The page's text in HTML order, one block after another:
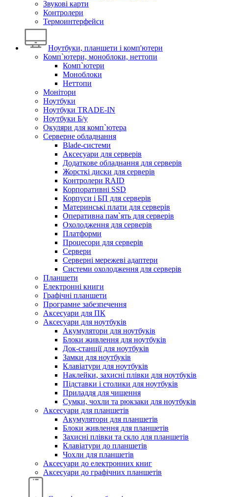
Звукові карти
Контролери
Термоинтерфейси
Ноутбуки, планшети і комп'ютери
Комп`ютери, моноблоки, неттопи
Комп`ютери
Моноблоки
Неттопи
Монітори
Ноутбуки
Ноутбуки TRADE-IN
Ноутбуки Б/у
Окуляри для комп`ютера
Серверне обладнання
Blade-системи
Аксесуари для серверів
Додаткове обладнання для серверів
Жорсткі диски для серверів
Контролери RAID
Корпоративні SSD
Корпуси і БП для серверів
Материнські плати для серверів
Оперативна пам`ять для серверів
Охолодження для серверів
Платформи
Процесори для серверів
Сервери
Серверні мережеві адаптери
Системи охолодження для серверів
Планшети
Електронні книги
Графічні планшети
Програмне забезпечення
Аксесуари для ПК
Аксесуари для ноутбуків
Акумулятори для ноутбуків
Блоки живлення для ноутбуків
Док-станції для ноутбуків
Замки для ноутбуків
Клавіатури для ноутбуків
Наклейки, захисні плівки для ноутбуків
Підставки і столики для ноутбуків
Приладдя для чищення
Сумки, чохли та рюкзаки для ноутбуків
Аксесуари для планшетів
Акумулятори для планшетів
Блоки живлення для планшетів
Захисні плівки та скло для планшетів
Клавіатури до планшетів
Чохли для планшетів
Аксесуари до електронних книг
Аксесуари дo графічних планшетів